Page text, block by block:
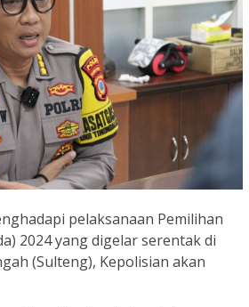
pelaksanaan Pemilihan
2024 yang digelar serentak di
(Sulteng), Kepolisian akan